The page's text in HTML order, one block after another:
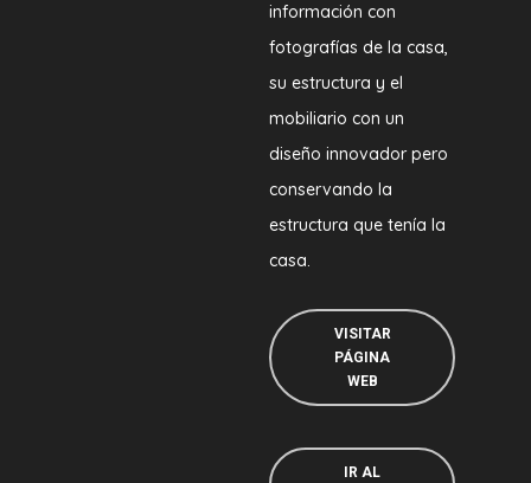
información con
fotografías de la casa,
su estructura y el
mobiliario con un
diseño innovador pero
conservando la
estructura que tenía la
casa.
VISITAR
PÁGINA
WEB
IR AL